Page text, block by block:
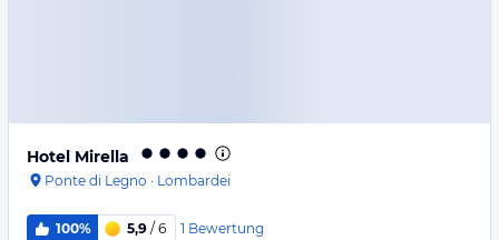
Hotel Mirella
Ponte di Legno · Lombardei
100% 5,9 / 6 1 Bewertung